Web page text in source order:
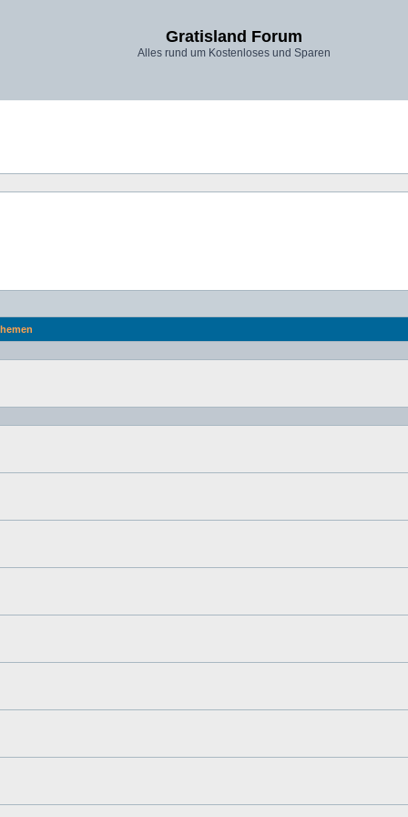
Gratisland Forum
Alles rund um Kostenloses und Sparen